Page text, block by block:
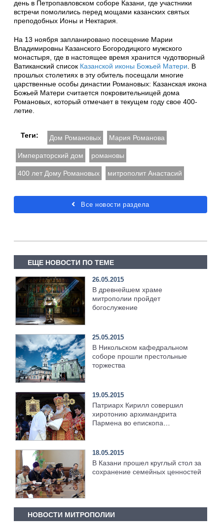
день в Петропавловском соборе Казани, где участники
встречи помолились перед мощами казанских святых
преподобных Ионы и Нектария.
На 13 ноября запланировано посещение Марии
Владимировны Казанского Богородицкого мужского
монастыря, где в настоящее время хранится чудотворный
Ватиканский список Казанской иконы Божьей Матери. В
прошлых столетиях в эту обитель посещали многие
царственные особы династии Романовых: Казанская икона
Божьей Матери считается покровительницей дома
Романовых, который отмечает в текущем году свое 400-
летие.
Теги: Дом Романовых Мария Романова
Императорский дом романовы
400 лет Дому Романовых митрополит Анастасий
Все новости раздела
ЕЩЕ НОВОСТИ ПО ТЕМЕ
26.05.2015
В древнейшем храме
митрополии пройдет
богослужение
25.05.2015
В Никольском кафедральном
соборе прошли престольные
торжества
19.05.2015
Патриарх Кирилл совершил
хиротонию архимандрита
Пармена во епископа
18.05.2015
В Казани прошел круглый стол за
сохранение семейных ценностей
НОВОСТИ МИТРОПОЛИИ